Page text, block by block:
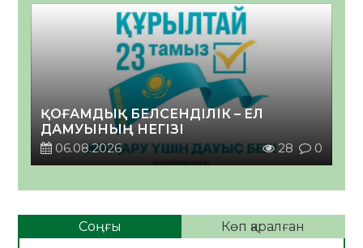
ҚОҒАМДЫҚ БЕЛСЕНДІЛІК – ЕЛ
ДАМУЫНЫҢ НЕГІЗІ
06.08.2026
28 0
Соңғы Көп қаралған